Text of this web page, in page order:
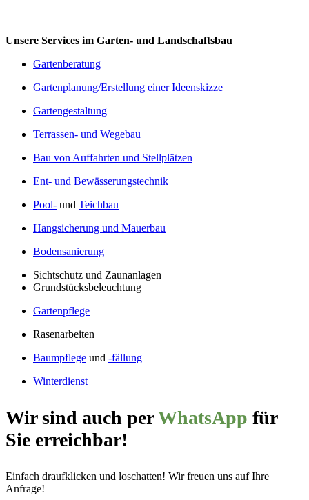
Unsere Services im Garten- und Landschaftsbau
Gartenberatung
Gartenplanung/Erstellung einer Ideenskizze
Gartengestaltung
Terrassen- und Wegebau
Bau von Auffahrten und Stellplätzen
Ent- und Bewässerungstechnik
Pool- und Teichbau
Hangsicherung und Mauerbau
Bodensanierung
Sichtschutz und Zaunanlagen
Grundstücksbeleuchtung
Gartenpflege
Rasenarbeiten
Baumpflege und -fällung
Winterdienst
Wir sind auch perWhatsApp für
Sie erreichbar!
Einfach draufklicken und loschatten! Wir freuen uns auf Ihre
Anfrage!